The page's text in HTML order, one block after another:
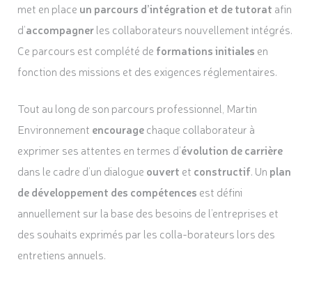
met en place un parcours d’intégration et de tutorat afin
d’accompagnerles collaborateurs nouvellement intégrés.
Ce parcours est complété de formations initiales en
fonction des missions et des exigences réglementaires.
Tout au long de son parcours professionnel, Martin
Environnement encouragechaque collaborateur à
exprimer ses attentes en termes d’évolution de carrière
dans le cadre d’un dialogue ouvert et constructif. Un plan
de développement des compétences est défini
annuellement sur la base des besoins de l’entreprises et
des souhaits exprimés par les colla-borateurs lors des
entretiens annuels.